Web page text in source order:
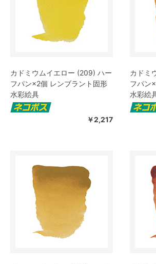
カドミウムイエロー (209) ハー
フパン×2個 レンブラント固形
水彩絵具
￥2,217
カドミ
フパン
水彩絵